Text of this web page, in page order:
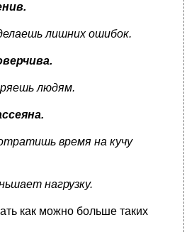
лишних ошибок.
людям.
время на кучу
нагрузку.
как можно больше таких